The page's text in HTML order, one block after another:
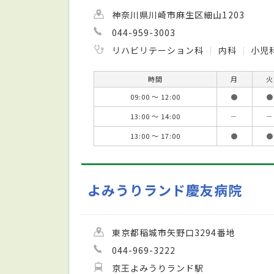
神奈川県川崎市麻生区細山1203
044-959-3003
リハビリテーション科
内科 小児
時間 月 火
09:00 ～ 12:00
● ●
13:00 ～ 14:00
－ －
13:00 ～ 17:00
● ●
よみうりランド慶友病院
東京都稲城市矢野口3294番地
044-969-3222
京王よみうりランド駅